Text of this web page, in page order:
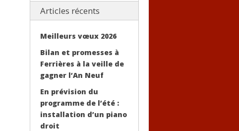
Articles récents
Meilleurs vœux 2026
Bilan et promesses à
Ferrières à la veille de
gagner l’An Neuf
En prévision du
programme de l’été :
installation d’un piano
droit